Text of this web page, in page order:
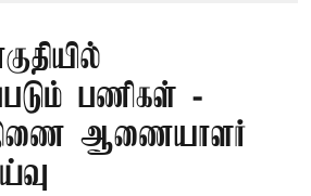
பணிகள் -
இணை ஆணையாளர்